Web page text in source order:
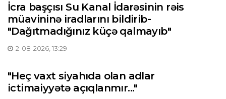
İcra başçısı Su Kanal İdarəsinin rəis
müavininə iradlarını bildirib-
"Dağıtmadığınız küçə qalmayıb"
2-08-2026, 13:29
"Heç vaxt siyahıda olan adlar
ictimaiyyətə açıqlanmır..."